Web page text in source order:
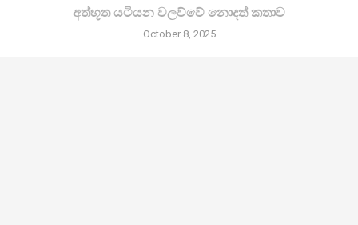
අත්භූත යටියන වලව්වේ නොදත් කතාව
October 8, 2025